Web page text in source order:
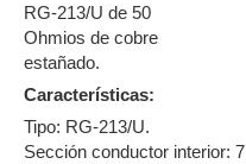
RG-213/U de 50
Ohmios de cobre
estañado.
Características:
Tipo: RG-213/U.
Sección conductor interior: